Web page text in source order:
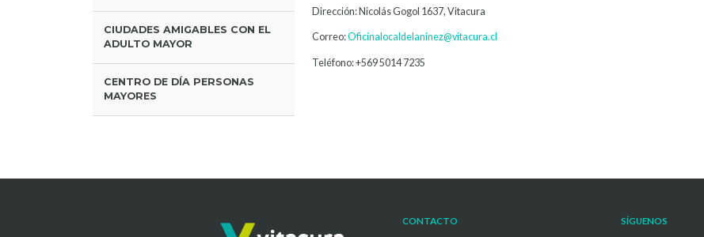
CIUDADES AMIGABLES CON EL
ADULTO MAYOR
CENTRO DE DÍA PERSONAS
MAYORES
Dirección: Nicolás Gogol 1637, Vitacura
Correo:Oficinalocaldelaninez@vitacura.cl
Teléfono: +569 5014 7235
CONTACTO SÍGUENOS